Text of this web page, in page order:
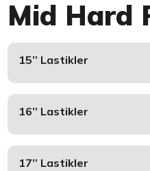
Mid Hard
15’’ Lastikler
16’’ Lastikler
17’’ Lastikler